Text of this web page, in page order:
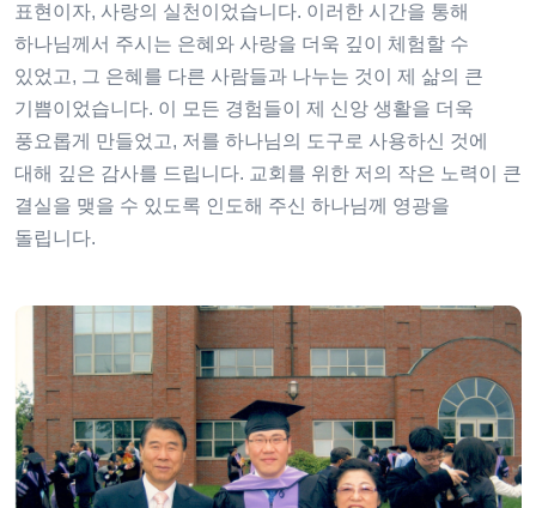
표현이자, 사랑의 실천이었습니다. 이러한 시간을 통해
하나님께서 주시는 은혜와 사랑을 더욱 깊이 체험할 수
있었고, 그 은혜를 다른 사람들과 나누는 것이 제 삶의 큰
기쁨이었습니다. 이 모든 경험들이 제 신앙 생활을 더욱
풍요롭게 만들었고, 저를 하나님의 도구로 사용하신 것에
대해 깊은 감사를 드립니다. 교회를 위한 저의 작은 노력이 큰
결실을 맺을 수 있도록 인도해 주신 하나님께 영광을
돌립니다.